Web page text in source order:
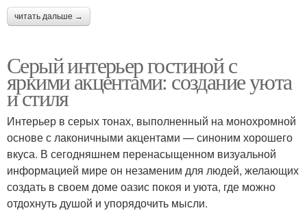
читать дальше →
Серый интерьер гостиной с
яркими акцентами: создание уюта
и стиля
Интерьер в серых тонах, выполненный на монохромной
основе с лаконичными акцентами — синоним хорошего
вкуса. В сегодняшнем перенасыщенном визуальной
информацией мире он незаменим для людей, желающих
создать в своем доме оазис покоя и уюта, где можно
отдохнуть душой и упорядочить мысли.